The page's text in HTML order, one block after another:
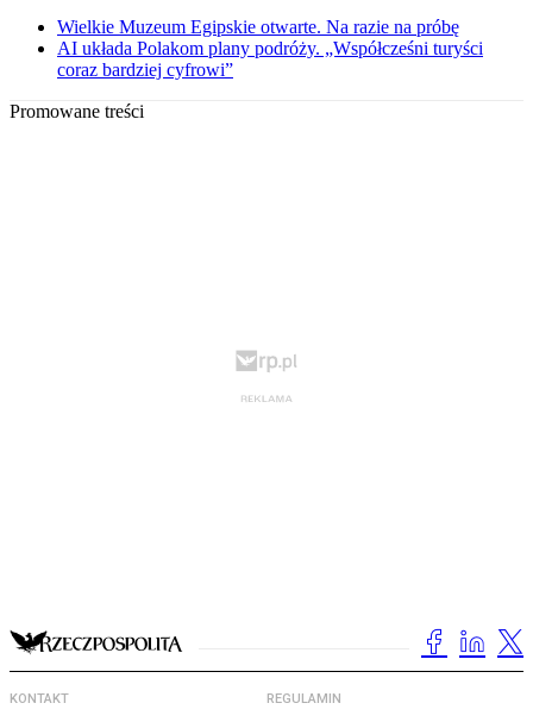
Wielkie Muzeum Egipskie otwarte. Na razie na próbę
AI układa Polakom plany podróży. „Współcześni turyści
coraz bardziej cyfrowi”
Promowane treści
KONTAKT REGULAMIN